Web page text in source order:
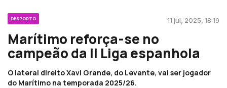
DESPORTO 11 jul, 2025, 18:19
Marítimo reforça-se no
campeão da II Liga espanhola
O lateral direito Xavi Grande, do Levante, vai ser jogador
do Marítimo na temporada 2025/26.